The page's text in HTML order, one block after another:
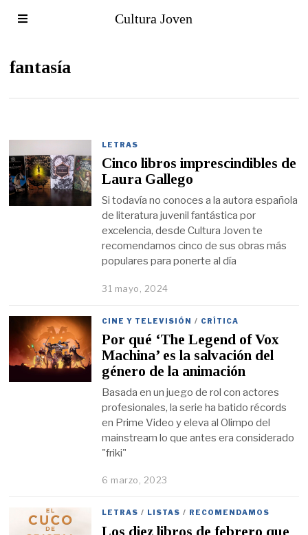
Cultura Joven
fantasía
LETRAS
Cinco libros imprescindibles de
Laura Gallego
Si todavía no conoces a la autora española
de literatura juvenil fantástica por
excelencia, desde Cultura Joven te
recomendamos cinco de sus obras más
populares para ponerte al día
31 mayo, 2024
CINE Y TELEVISIÓN / CRÍTICA
Por qué ‘The Legend of Vox
Machina’ es la salvación del
género de la animación
Basada en un juego de rol con actores
profesionales, la serie ha batido récords
en Prime Video y eleva al Olimpo del
mainstream lo que antes era considerado
"friki"
6 marzo, 2023
LETRAS / LISTAS / RECOMENDAMOS
Los diez libros de febrero que